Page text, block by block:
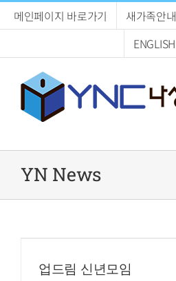
메인페이지 바로가기 새가족안내
ENGLISH
YN News
업드림 신년모임